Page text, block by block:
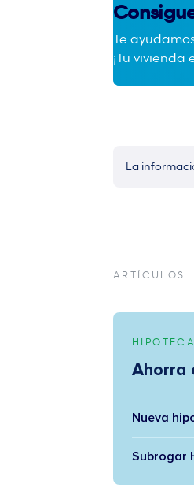
Te
¡Tu
La
ARTÍCULOS
HIPOTECA
Ahorra
Nueva
Subrogar